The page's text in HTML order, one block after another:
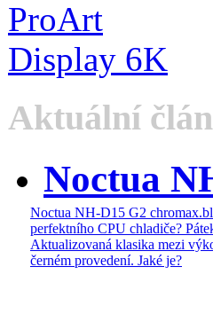
Aktuální
Noctua
Noctua NH-D15 G2
perfektního CPU chladiče?
Aktualizovaná klasika mezi
černém provedení. Jaké je?